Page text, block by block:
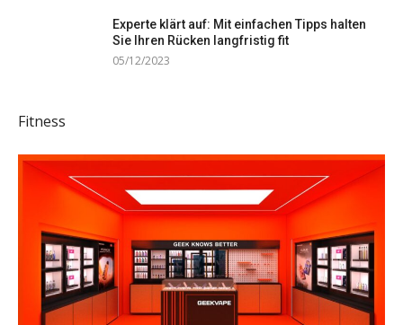
Experte klärt auf: Mit einfachen Tipps halten
Sie Ihren Rücken langfristig fit
05/12/2023
Fitness